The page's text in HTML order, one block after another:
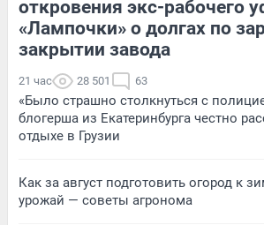
откровения экс-рабочего
«Лампочки» о долгах по
закрытии завода
21 час 28 501 63
«Было страшно столкнуться с
блогерша из Екатеринбурга честно
отдыхе в Грузии
Как за август подготовить огород к
урожай — советы агронома